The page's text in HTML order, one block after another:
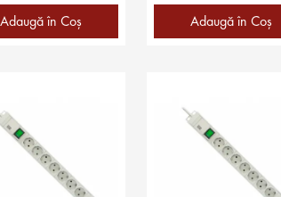
Adaugă în Coş Adaugă în Coş